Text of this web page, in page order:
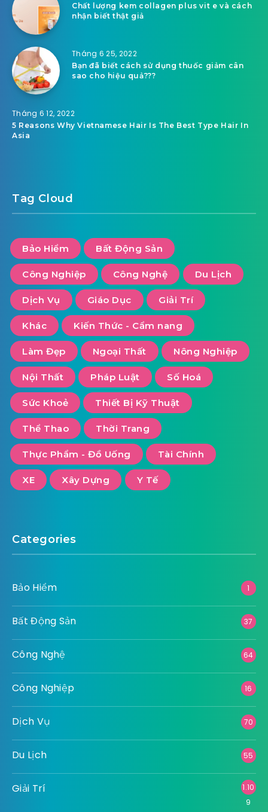
Chất lượng kem collagen plus vit e và cách
nhận biết thật giả
Tháng 6 25, 2022
Bạn đã biết cách sử dụng thuốc giảm cân
sao cho hiệu quả???
Tháng 6 12, 2022
5 Reasons Why Vietnamese Hair Is The Best Type Hair In
Asia
Tag Cloud
Bảo Hiểm Bất Động Sản
Công Nghiệp Công Nghệ Du Lịch
Dịch Vụ Giáo Dục Giải Trí
Khác Kiến Thức - Cẩm nang
Làm Đẹp Ngoại Thất Nông Nghiệp
Nội Thất Pháp Luật Số Hoá
Sức Khoẻ Thiết Bị Kỹ Thuật
Thể Thao Thời Trang
Thực Phẩm - Đồ Uống Tài Chính
XE Xây Dựng Y Tế
Categories
Bảo Hiểm 1
Bất Động Sản 37
Công Nghệ 64
Công Nghiệp 16
Dịch Vụ 70
Du Lịch 55
Giải Trí
1.10
9